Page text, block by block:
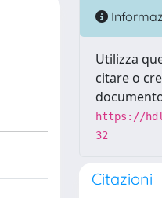
Utilizza
citare o
https://
32
Citazioni